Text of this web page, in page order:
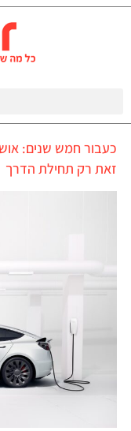
כעבור חמש שנים:
זאת רק תחילת הדרך